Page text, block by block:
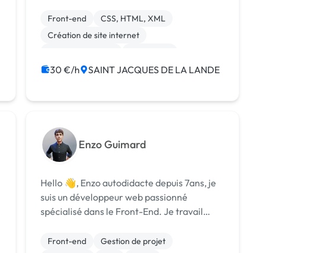
par la suite obtenir mon diplôme un “BAC
+2 Développeur Logiciel”. Aujourd'hui , je
Front-end
CSS, HTML, XML
Création de site internet
30 €/h SAINT JACQUES DE LA LANDE
Enzo Guimard
Hello 👋, Enzo autodidacte depuis 7ans, je
suis un développeur web passionné
spécialisé dans le Front-End. Je travail
| PhP | Wordpress | Bootstrap Je suis
Front-end
Gestion de projet